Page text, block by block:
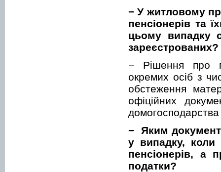
− У житловому
пенсіонерів та
цьому випадку
зареєстрованих?
− Рішення про
окремих осіб з
обстеження
офіційних
− Яким
у випадку, коли
пенсіонерів, а
податки?